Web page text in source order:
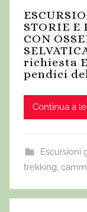
STORIE E
CON
richiesta
pendici
Continua a
Escursioni
trekking,